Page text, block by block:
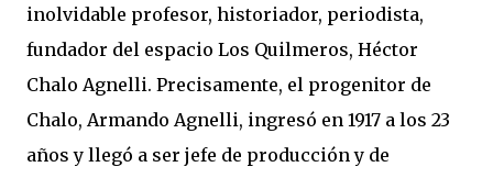
inolvidable profesor, historiador, periodista,
fundador del espacio Los Quilmeros, Héctor
Chalo Agnelli. Precisamente, el progenitor de
Chalo, Armando Agnelli, ingresó en 1917 a los 23
años y llegó a ser jefe de producción y de